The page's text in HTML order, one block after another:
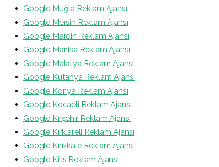
Google Muğla Reklam Ajansı
Google Mersin Reklam Ajansı
Google Mardin Reklam Ajansı
Google Manisa Reklam Ajansı
Google Malatya Reklam Ajansı
Google Kütahya Reklam Ajansı
Google Konya Reklam Ajansı
Google Kocaeli Reklam Ajansı
Google Kırşehir Reklam Ajansı
Google Kırklareli Reklam Ajansı
Google Kırıkkale Reklam Ajansı
Google Kilis Reklam Ajansı